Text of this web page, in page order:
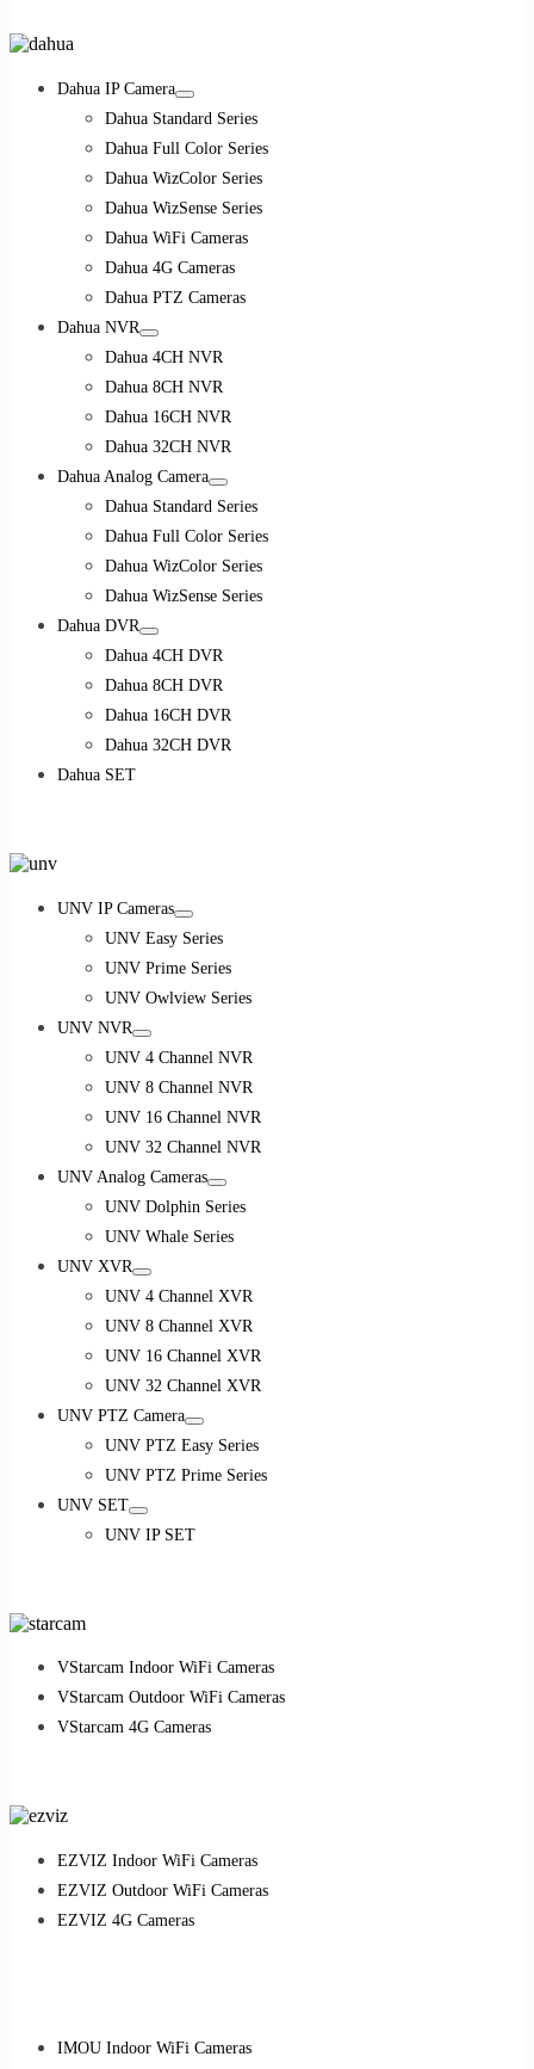
Dahua IP Camera
Dahua Standard Series
Dahua Full Color Series
Dahua WizColor Series
Dahua WizSense Series
Dahua WiFi Cameras
Dahua 4G Cameras
Dahua PTZ Cameras
Dahua NVR
Dahua 4CH NVR
Dahua 8CH NVR
Dahua 16CH NVR
Dahua 32CH NVR
Dahua Analog Camera
Dahua Standard Series
Dahua Full Color Series
Dahua WizColor Series
Dahua WizSense Series
Dahua DVR
Dahua 4CH DVR
Dahua 8CH DVR
Dahua 16CH DVR
Dahua 32CH DVR
Dahua SET
UNV IP Cameras
UNV Easy Series
UNV Prime Series
UNV Owlview Series
UNV NVR
UNV 4 Channel NVR
UNV 8 Channel NVR
UNV 16 Channel NVR
UNV 32 Channel NVR
UNV Analog Cameras
UNV Dolphin Series
UNV Whale Series
UNV XVR
UNV 4 Channel XVR
UNV 8 Channel XVR
UNV 16 Channel XVR
UNV 32 Channel XVR
UNV PTZ Camera
UNV PTZ Easy Series
UNV PTZ Prime Series
UNV SET
UNV IP SET
VStarcam Indoor WiFi Cameras
VStarcam Outdoor WiFi Cameras
VStarcam 4G Cameras
EZVIZ Indoor WiFi Cameras
EZVIZ Outdoor WiFi Cameras
EZVIZ 4G Cameras
IMOU Indoor WiFi Cameras